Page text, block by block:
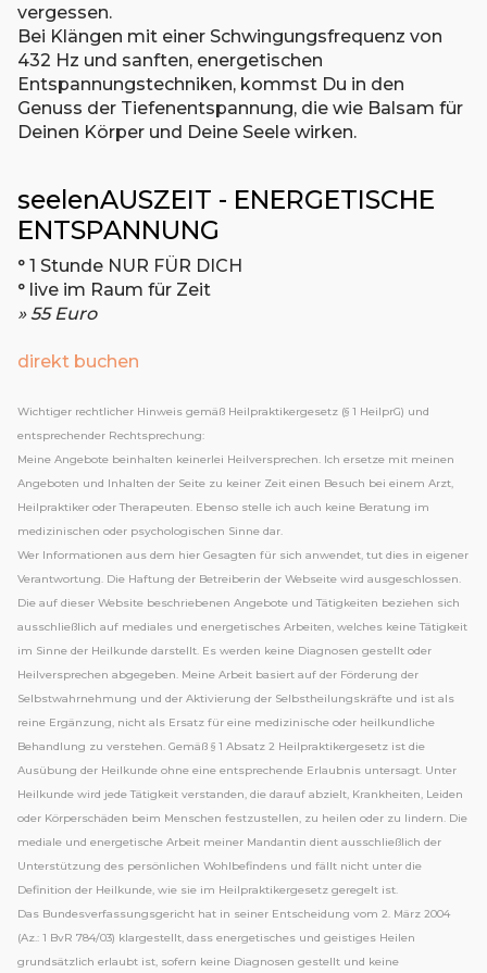
vergessen.
Bei Klängen mit einer Schwingungsfrequenz von
432 Hz und sanften, energetischen
Entspannungstechniken, kommst Du in den
Genuss der Tiefenentspannung, die wie Balsam für
Deinen Körper und Deine Seele wirken.
seelenAUSZEIT - ENERGETISCHE
ENTSPANNUNG
° 1 Stunde NUR FÜR DICH
° live im Raum für Zeit
» 55 Euro
direkt buchen
Wichtiger rechtlicher Hinweis gemäß Heilpraktikergesetz (§ 1 HeilprG) und
entsprechender Rechtsprechung:
Meine Angebote beinhalten keinerlei Heilversprechen. Ich ersetze mit meinen
Angeboten und Inhalten der Seite zu keiner Zeit einen Besuch bei einem Arzt,
Heilpraktiker oder Therapeuten. Ebenso stelle ich auch keine Beratung im
medizinischen oder psychologischen Sinne dar.
Wer Informationen aus dem hier Gesagten für sich anwendet, tut dies in eigener
Verantwortung. Die Haftung der Betreiberin der Webseite wird ausgeschlossen.
Die auf dieser Website beschriebenen Angebote und Tätigkeiten beziehen sich
ausschließlich auf mediales und energetisches Arbeiten, welches keine Tätigkeit
im Sinne der Heilkunde darstellt. Es werden keine Diagnosen gestellt oder
Heilversprechen abgegeben. Meine Arbeit basiert auf der Förderung der
Selbstwahrnehmung und der Aktivierung der Selbstheilungskräfte und ist als
reine Ergänzung, nicht als Ersatz für eine medizinische oder heilkundliche
Behandlung zu verstehen. Gemäß § 1 Absatz 2 Heilpraktikergesetz ist die
Ausübung der Heilkunde ohne eine entsprechende Erlaubnis untersagt. Unter
Heilkunde wird jede Tätigkeit verstanden, die darauf abzielt, Krankheiten, Leiden
oder Körperschäden beim Menschen festzustellen, zu heilen oder zu lindern. Die
mediale und energetische Arbeit meiner Mandantin dient ausschließlich der
Unterstützung des persönlichen Wohlbefindens und fällt nicht unter die
Definition der Heilkunde, wie sie im Heilpraktikergesetz geregelt ist.
Das Bundesverfassungsgericht hat in seiner Entscheidung vom 2. März 2004
(Az.: 1 BvR 784/03) klargestellt, dass energetisches und geistiges Heilen
grundsätzlich erlaubt ist, sofern keine Diagnosen gestellt und keine